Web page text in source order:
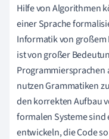
Hilfe von Algorithmen
einer Sprache
Informatik von großem
ist von großer
nutzen Grammatiken
den korrekten Aufbau
formalen Systeme sind
entwickeln, die Code